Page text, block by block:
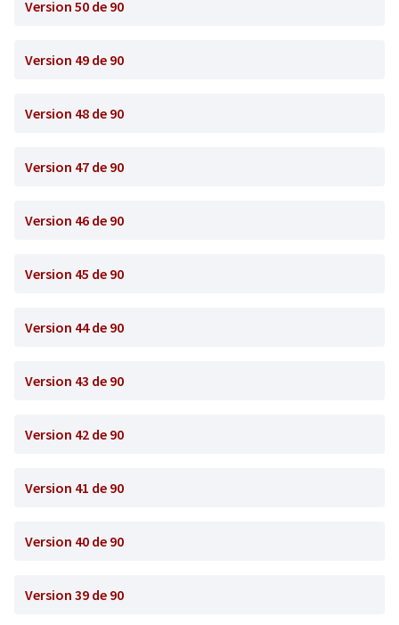
Version 50 de 90
Version 49 de 90
Version 48 de 90
Version 47 de 90
Version 46 de 90
Version 45 de 90
Version 44 de 90
Version 43 de 90
Version 42 de 90
Version 41 de 90
Version 40 de 90
Version 39 de 90